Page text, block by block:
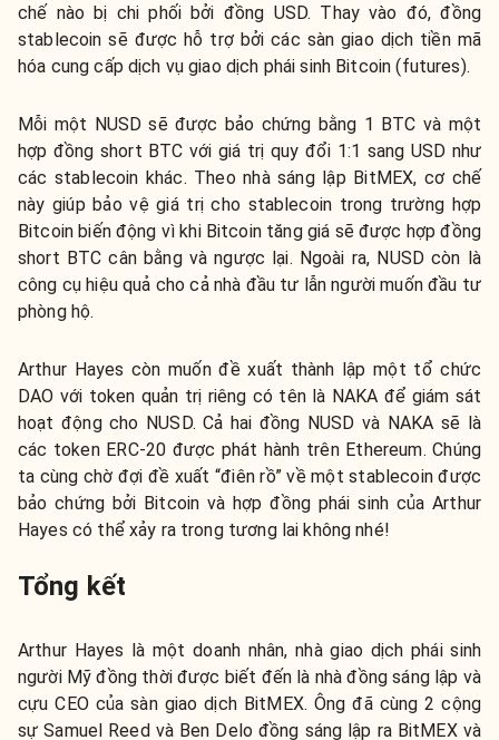
chế nào bị chi phối bởi đồng USD. Thay vào đó, đồng
stablecoin sẽ được hỗ trợ bởi các sàn giao dịch tiền mã
hóa cung cấp dịch vụ giao dịch phái sinh Bitcoin (futures).
Mỗi một NUSD sẽ được bảo chứng bằng 1 BTC và một
hợp đồng short BTC với giá trị quy đổi 1:1 sang USD như
các stablecoin khác. Theo nhà sáng lập BitMEX, cơ chế
này giúp bảo vệ giá trị cho stablecoin trong trường hợp
Bitcoin biến động vì khi Bitcoin tăng giá sẽ được hợp đồng
short BTC cân bằng và ngược lại. Ngoài ra, NUSD còn là
công cụ hiệu quả cho cả nhà đầu tư lẫn người muốn đầu tư
phòng hộ.
Arthur Hayes còn muốn đề xuất thành lập một tổ chức
DAO với token quản trị riêng có tên là NAKA để giám sát
hoạt động cho NUSD. Cả hai đồng NUSD và NAKA sẽ là
các token ERC-20 được phát hành trên Ethereum. Chúng
ta cùng chờ đợi đề xuất “điên rồ” về một stablecoin được
bảo chứng bởi Bitcoin và hợp đồng phái sinh của Arthur
Hayes có thể xảy ra trong tương lai không nhé!
Tổng kết
Arthur Hayes là một doanh nhân, nhà giao dịch phái sinh
người Mỹ đồng thời được biết đến là nhà đồng sáng lập và
cựu CEO của sàn giao dịch BitMEX. Ông đã cùng 2 cộng
sự Samuel Reed và Ben Delo đồng sáng lập ra BitMEX và